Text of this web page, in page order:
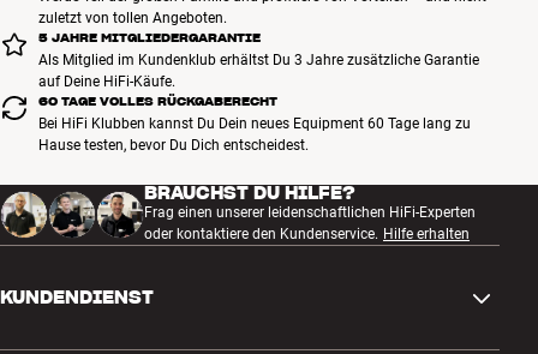
zuletzt von tollen Angeboten.
5 JAHRE MITGLIEDERGARANTIE
Als Mitglied im Kundenklub erhältst Du 3 Jahre zusätzliche Garantie
auf Deine HiFi-Käufe.
60 TAGE VOLLES RÜCKGABERECHT
Bei HiFi Klubben kannst Du Dein neues Equipment 60 Tage lang zu
Hause testen, bevor Du Dich entscheidest.
BRAUCHST DU HILFE?
Frag einen unserer leidenschaftlichen HiFi-Experten
oder kontaktiere den Kundenservice. Hilfe erhalten
KUNDENDIENST